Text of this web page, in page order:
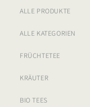
ALLE PRODUKTE
ALLE KATEGORIEN
FRÜCHTETEE
KRÄUTER
BIO TEES